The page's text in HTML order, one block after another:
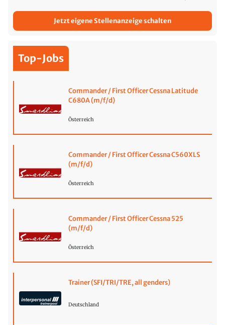
Jetzt eigene Stellenanzeige schalten
Top-Jobs
Commander / First Officer Cessna Latitude
C680A (m/f/d)
Österreich
Commander / First Officer Cessna C560XLS
(m/f/d)
Österreich
Commander / First Officer Cessna 525
(m/f/d)
Österreich
Trainer (SFI/TRI/TRE, all genders)
Deutschland